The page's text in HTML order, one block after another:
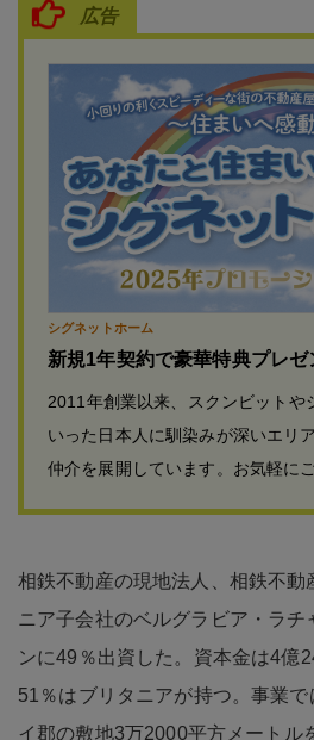
広告
シグネットホーム
新規1年契約で豪華特典プレゼ
2011年創業以来、スクンビットや
いった日本人に馴染みが深いエリ
仲介を展開しています。お気軽に
相鉄不動産の現地法人、相鉄不動
ニア子会社のベルグラビア・ラチ
ンに49％出資した。資本金は4億
51％はブリタニアが持つ。事業
イ郡の敷地3万2000平方メートル